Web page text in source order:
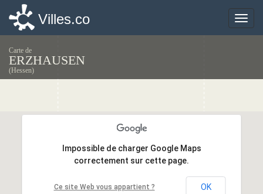
Toggle
Villes.co
Carte de
ERZHAUSEN
(Hessen)
Impossible de charger Google Maps
correctement sur cette page.
Ce site Web vous appartient ? OK
Impossible de charger Google Maps
correctement sur cette page.
Ce site Web vous appartient ? OK
Toggle
Villes.co